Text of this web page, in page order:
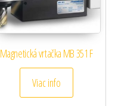
Magnetická vrtačka MB 351 F
Viac info